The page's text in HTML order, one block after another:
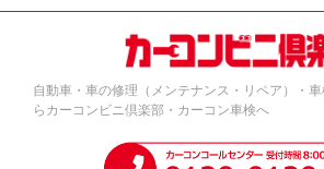
自動車・車の修理（メンテナンス・リペア）・
らカーコンビニ倶楽部・カーコン車検へ